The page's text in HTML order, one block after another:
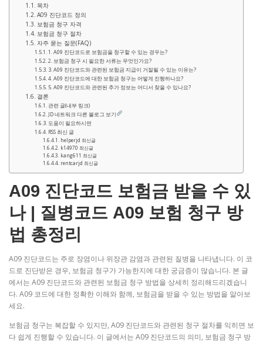
목차
A09 진단코드 정의
보험금 청구 자격
보험금 청구 절차
자주 묻는 질문(FAQ)
1. A09 진단코드로 보험금을 청구할 수 있는 경우는?
2. 보험금 청구 시 필요한 서류는 무엇인가요?
3. A09 진단코드와 관련된 보험금 지급이 거절될 수 있는 이유는?
4. A09 진단코드에 대한 보험금 청구는 어떻게 진행하나요?
5. A09 진단코드와 관련된 추가 정보는 어디서 찾을 수 있나요?
결론
관련 글(내부 링크)
JD 네트워크 다른 블로그 보기
도움이 필요하시면
RSS 최신 글
helperjd 최신글
k14970 최신글
kang611 최신글
rentcarjd 최신글
A09 진단코드 보험금 받을 수 있
나 | 질병코드 A09 보험 청구 방
법 총정리
A09 진단코드는 주로 장염이나 위장관 감염과 관련된 질병을 나타냅니다. 이 코
드로 진단받은 경우, 보험금 청구가 가능한지에 대한 궁금증이 많습니다. 본 글
에서는 A09 진단코드와 관련된 보험금 청구 방법을 상세히 정리해드리겠습니
다. A09 코드에 대한 정확한 이해와 함께, 보험금을 받을 수 있는 방법을 알아보
세요.
보험금 청구는 복잡할 수 있지만, A09 진단코드와 관련된 청구 절차를 익히면 보
다 쉽게 진행할 수 있습니다. 이 글에서는 A09 진단코드의 의미, 보험금 청구 방